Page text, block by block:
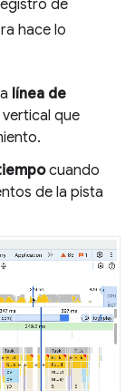
de
hace lo
línea de
que
cuando
de la pista